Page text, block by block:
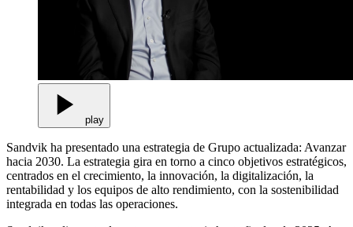
play
Sandvik ha presentado una estrategia de Grupo actualizada: Avanzar
hacia 2030. La estrategia gira en torno a cinco objetivos estratégicos,
centrados en el crecimiento, la innovación, la digitalización, la
rentabilidad y los equipos de alto rendimiento, con la sostenibilidad
integrada en todas las operaciones.